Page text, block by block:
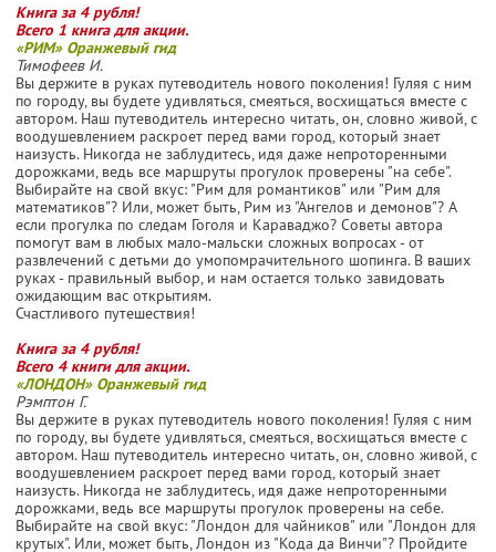
Книга за 4 рубля!
Всего 1 книга для акции.
«РИМ» Оранжевый гид
Тимофеев И.
Вы держите в руках путеводитель нового поколения! Гуляя с ним
по городу, вы будете удивляться, смеяться, восхищаться вместе с
автором. Наш путеводитель интересно читать, он, словно живой, с
воодушевлением раскроет перед вами город, который знает
наизусть. Никогда не заблудитесь, идя даже непроторенными
дорожками, ведь все маршруты прогулок проверены "на себе".
Выбирайте на свой вкус: "Рим для романтиков" или "Рим для
математиков"? Или, может быть, Рим из "Ангелов и демонов"? А
если прогулка по следам Гоголя и Караваджо? Советы автора
помогут вам в любых мало-мальски сложных вопросах - от
развлечений с детьми до умопомрачительного шопинга. В ваших
руках - правильный выбор, и нам остается только завидовать
ожидающим вас открытиям.
Счастливого путешествия!
Книга за 4 рубля!
Всего 4 книги для акции.
«ЛОНДОН» Оранжевый гид
Рэмптон Г.
Вы держите в руках путеводитель нового поколения! Гуляя с ним
по городу, вы будете удивляться, смеяться, восхищаться вместе с
автором. Наш путеводитель интересно читать, он, словно живой, с
воодушевлением раскроет перед вами город, который знает
наизусть. Никогда не заблудитесь, идя даже непроторенными
дорожками, ведь все маршруты прогулок проверены на себе.
Выбирайте на свой вкус: "Лондон для чайников" или "Лондон для
крутых". Или, может быть, Лондон из "Кода да Винчи"? Пройдите